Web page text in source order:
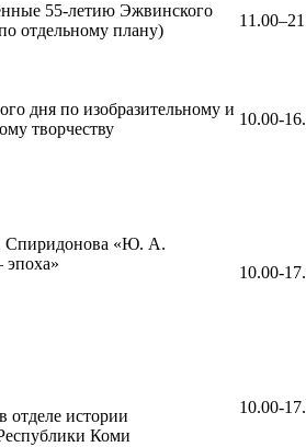
55-летию Эжвинского
отдельному плану)
дня по изобразительному и
творчеству
10.00-
Спиридонова «Ю. А.
эпоха»
10.00-
отделе истории
Коми
10.00-